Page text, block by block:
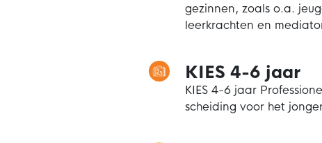
gezinnen, zoals o.a.
leerkrachten en
KIES 4-6 jaar
KIES 4-6 jaar
scheiding voor het